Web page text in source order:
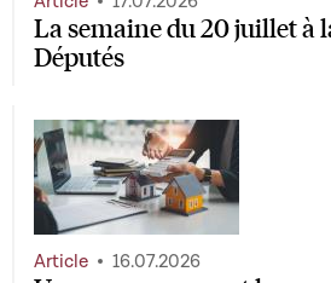
La semaine du 20 juillet à
Députés
Article 16.07.2026